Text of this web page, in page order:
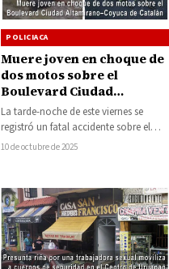
POLICIACA
Muere joven en choque de
dos motos sobre el
Boulevard Ciudad
Altamirano–Coyuca de
Catalán
La tarde-noche de este viernes se
registró un fatal accidente sobre el
Boulevard Ciudad Altamirano–
10 de octubre de 2025